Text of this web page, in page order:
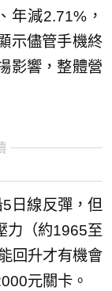
年減2.71%，
示儘管手機終
影響，整體營
日線反彈，但
力（約1965至
回升才有機會
元關卡。